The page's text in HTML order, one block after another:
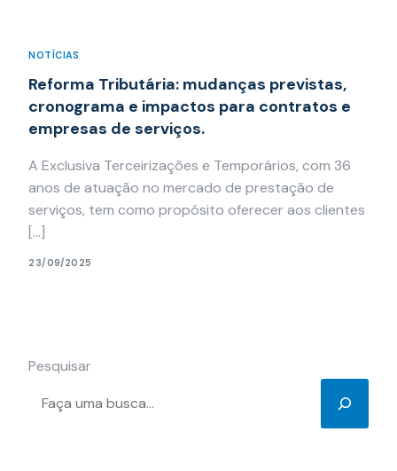
NOTÍCIAS
Reforma Tributária: mudanças previstas,
cronograma e impactos para contratos e
empresas de serviços.
A Exclusiva Terceirizações e Temporários, com 36
anos de atuação no mercado de prestação de
serviços, tem como propósito oferecer aos clientes
[…]
23/09/2025
Pesquisar